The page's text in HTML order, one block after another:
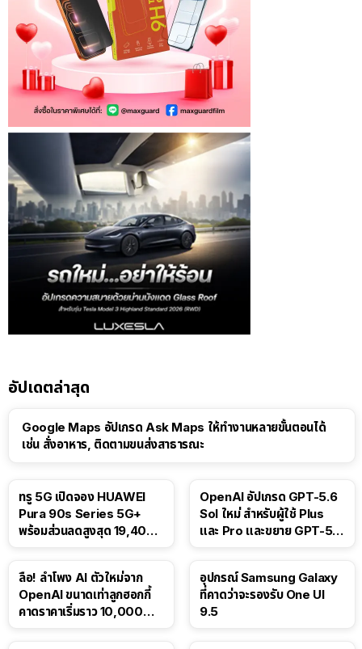
อัปเดตล่าสุด
Google Maps อัปเกรด Ask Maps ให้ทำงานหลายขั้นตอนได้
เช่น สั่งอาหาร, ติดตามขนส่งสาธารณะ
ทรู 5G เปิดจอง HUAWEI
Pura 90s Series 5G+
พร้อมส่วนลดสูงสุด 19,400
OpenAI อัปเกรด GPT-5.6
Sol ใหม่ สำหรับผู้ใช้ Plus
และ Pro และขยาย GPT-5.6
ลือ! ลำโพง AI ตัวใหม่จาก
OpenAI ขนาดเท่าลูกฮอกกี้
คาดราคาเริ่มราว 10,000
อุปกรณ์ Samsung Galaxy
ที่คาดว่าจะรองรับ One UI
9.5